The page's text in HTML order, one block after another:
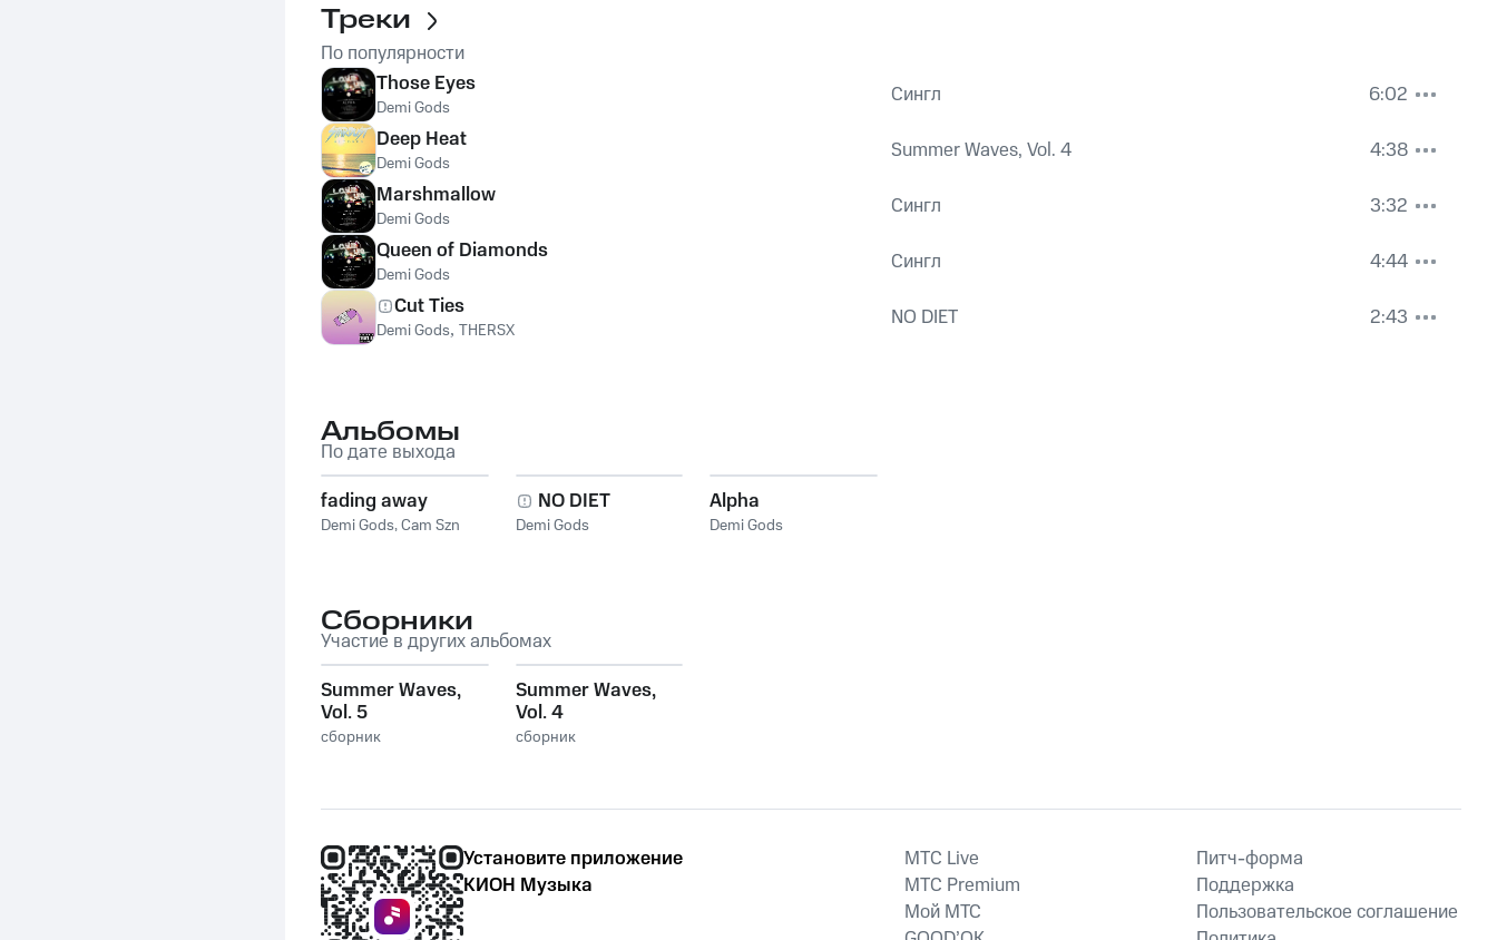
Треки
По популярности
Those Eyes
Demi Gods Сингл
6:02
Deep Heat
Demi Gods Summer Waves, Vol. 4
4:38
Marshmallow
Demi Gods Сингл
3:32
Queen of Diamonds
Demi Gods Сингл
4:44
Cut Ties
Demi Gods, THERSX NO DIET 2:43
Альбомы
По дате выхода
fading away
Demi Gods,Cam Szn
NO DIET
Demi Gods
Alpha
Demi Gods
Сборники
Участие в других альбомах
Summer Waves,
Vol. 5
сборник
Summer Waves,
Vol. 4
сборник
Установите приложение
КИОН Музыка
MTС Live
MTС Premium
Мой МТС
Питч-форма
Поддержка
Пользовательское соглашение